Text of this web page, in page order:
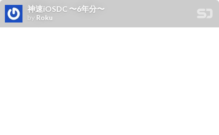
神速iOSDC 〜6年分〜
by Roku